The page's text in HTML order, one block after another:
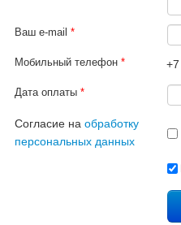
Ваш e-mail*
Мобильный телефон* +7
Дата оплаты*
Согласие наобработку
персональных данных